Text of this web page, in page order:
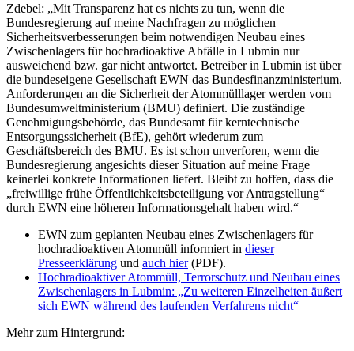
Zdebel: „Mit Transparenz hat es nichts zu tun, wenn die
Bundesregierung auf meine Nachfragen zu möglichen
Sicherheitsverbesserungen beim notwendigen Neubau eines
Zwischenlagers für hochradioaktive Abfälle in Lubmin nur
ausweichend bzw. gar nicht antwortet. Betreiber in Lubmin ist über
die bundeseigene Gesellschaft EWN das Bundesfinanzministerium.
Anforderungen an die Sicherheit der Atommülllager werden vom
Bundesumweltministerium (BMU) definiert. Die zuständige
Genehmigungsbehörde, das Bundesamt für kerntechnische
Entsorgungssicherheit (BfE), gehört wiederum zum
Geschäftsbereich des BMU. Es ist schon unverforen, wenn die
Bundesregierung angesichts dieser Situation auf meine Frage
keinerlei konkrete Informationen liefert. Bleibt zu hoffen, dass die
„freiwillige frühe Öffentlichkeitsbeteiligung vor Antragstellung“
durch EWN eine höheren Informationsgehalt haben wird.“
EWN zum geplanten Neubau eines Zwischenlagers für
hochradioaktiven Atommüll informiert in dieser
Presseerklärung und auch hier(PDF).
Hochradioaktiver Atommüll, Terrorschutz und Neubau eines
Zwischenlagers in Lubmin: „Zu weiteren Einzelheiten äußert
sich EWN während des laufenden Verfahrens nicht“
Mehr zum Hintergrund: